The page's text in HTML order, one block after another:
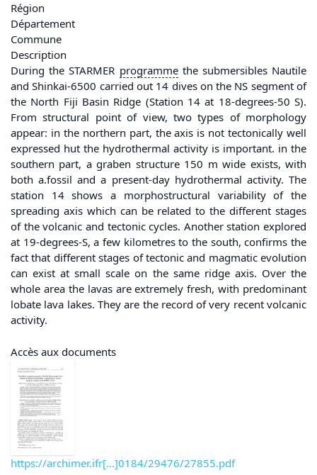
Région
Département
Commune
Description
During the STARMER programmethe submersibles Nautile
and Shinkai-6500 carried out 14 dives on the NS segment of
the North Fiji Basin Ridge (Station 14 at 18-degrees-50 S).
From structural point of view, two types of morphology
appear: in the northern part, the axis is not tectonically well
expressed hut the hydrothermal activity is important. in the
southern part, a graben structure 150 m wide exists, with
both a.fossil and a present-day hydrothermal activity. The
station 14 shows a morphostructural variability of the
spreading axis which can be related to the different stages
of the volcanic and tectonic cycles. Another station explored
at 19-degrees-S, a few kilometres to the south, confirms the
fact that different stages of tectonic and magmatic evolution
can exist at small scale on the same ridge axis. Over the
whole area the lavas are extremely fresh, with predominant
lobate lava lakes. They are the record of very recent volcanic
activity.
Accès aux documents
https://archimer.ifr[...]0184/29476/27855.pdf